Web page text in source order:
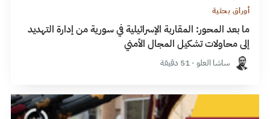
أوراق بحثية
ما بعد المحور: المقاربة الإسرائيلية في سورية من إدارة التهديد
إلى محاولات تشكيل المجال الأمني
ساشا العلو · 51 دقيقة